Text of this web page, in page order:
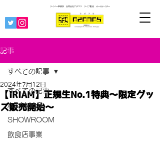
ライバー事務所 合同会社アザマス ライブ配信 オーガナイザー
記事
すべての記事
AZAMAS
SHOWROOM
飲食店事業
すべての記事
【IRIAM】正規生No.1特典〜限定グッ
ズ販売開始〜
2024年7月12日